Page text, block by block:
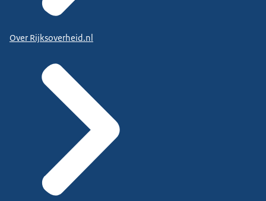
Over Rijksoverheid.nl